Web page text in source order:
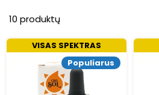
10 produktų
VISAS SPEKTRAS
Populiarus